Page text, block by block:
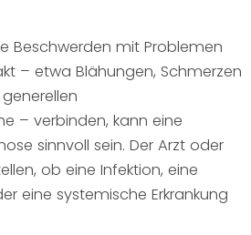
Beschwerden mit Problemen
– etwa Blähungen, Schmerzen
– verbinden, kann eine
sinnvoll sein. Der Arzt oder
ob eine Infektion, eine
eine systemische Erkrankung